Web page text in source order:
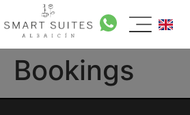
Bookings